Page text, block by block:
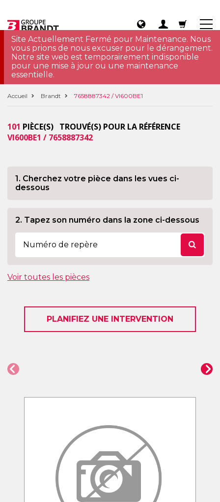
Site Actuellement Fermé pour Maintenance. Nous
vous prions de nous excuser pour le dérangement.
Notre site web est temporairement indisponible
pour une mise à jour ou une maintenance
essentielle.
Accueil Brandt 7658887342 / VI600BE1
101 PIÈCE(S) TROUVÉ(S) POUR LA RÉFÉRENCE
VI600BE1 / 7658887342
1. Cherchez votre pièce dans les vues ci-
dessous
2. Tapez son numéro dans la zone ci-dessous
Voir toutes les pièces
PLANIFIEZ UNE INTERVENTION